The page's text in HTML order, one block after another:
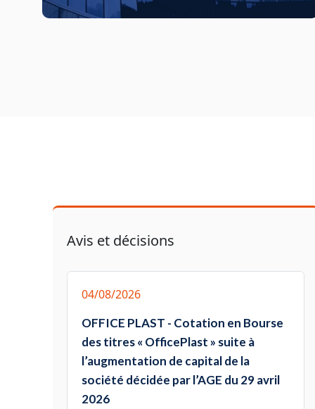
Avis et décisions
04/08/2026
OFFICE PLAST - Cotation en Bourse
des titres « OfficePlast » suite à
l’augmentation de capital de la
société décidée par l’AGE du 29 avril
2026